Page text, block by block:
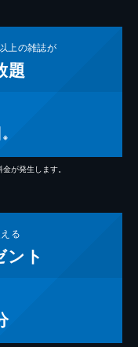
上の雑誌が
題
※
が発生します。
る
ント